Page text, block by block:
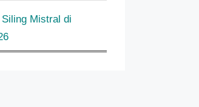
Mistral di